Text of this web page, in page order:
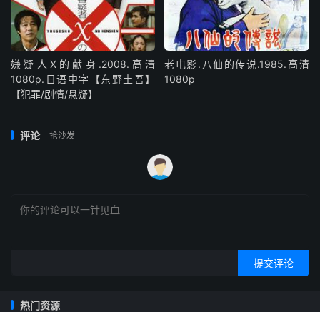
嫌疑人X的献身.2008.高清
1080p.日语中字【东野圭吾】
【犯罪/剧情/悬疑】
老电影.八仙的传说.1985.高清
1080p
评论 抢沙发
提交评论
热门资源